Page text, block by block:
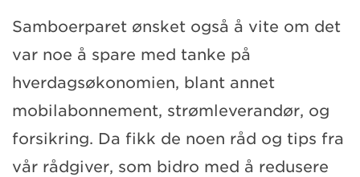
Samboerparet ønsket også å vite om det
var noe å spare med tanke på
hverdagsøkonomien, blant annet
mobilabonnement, strømleverandør, og
forsikring. Da fikk de noen råd og tips fra
vår rådgiver, som bidro med å redusere